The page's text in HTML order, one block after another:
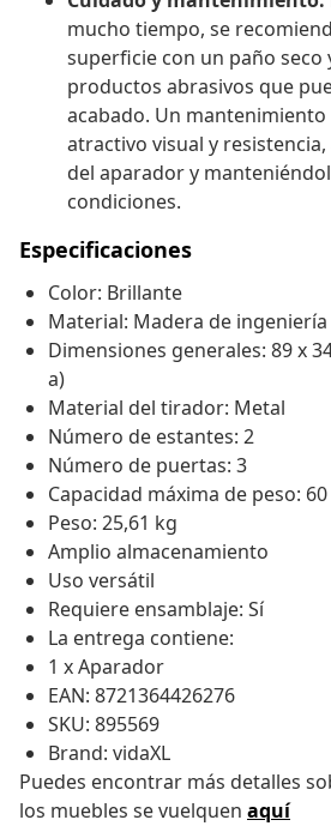
mucho tiempo, se
superficie con un paño seco
productos abrasivos que
acabado. Un
atractivo visual y
del aparador y
condiciones.
Especificaciones
Color: Brillante
Material: Madera de ingeniería
Dimensiones generales: 89 x
a)
Material del tirador: Metal
Número de estantes: 2
Número de puertas: 3
Capacidad máxima de peso:
Peso: 25,61 kg
Amplio almacenamiento
Uso versátil
Requiere ensamblaje: Sí
La entrega contiene:
1 x Aparador
EAN: 8721364426276
SKU: 895569
Brand: vidaXL
Puedes encontrar más detalles
los muebles se vuelquen aquí